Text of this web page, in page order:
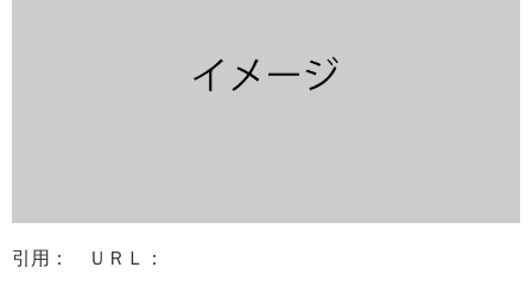
引用： ＵＲＬ：